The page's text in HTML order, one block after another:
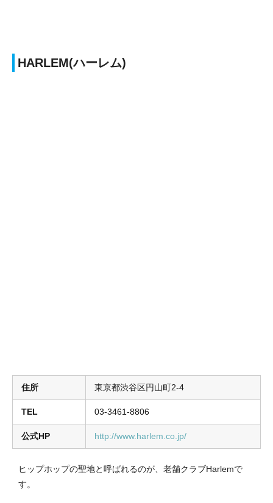
HARLEM(ハーレム)
住所 東京都渋谷区円山町2-4
TEL 03-3461-8806
公式HP http://www.harlem.co.jp/
ヒップホップの聖地と呼ばれるのが、老舗クラブHarlemで
す。